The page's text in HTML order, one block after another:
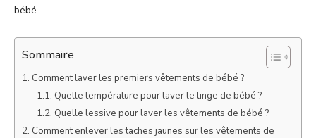
bébé.
Sommaire
Comment laver les premiers vêtements de bébé ?
Quelle température pour laver le linge de bébé ?
Quelle lessive pour laver les vêtements de bébé ?
Comment enlever les taches jaunes sur les vêtements de